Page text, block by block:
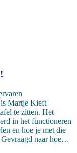
is Martje Kieft
te zitten. Het
in het functioneren
en hoe je met die
Gevraagd naar hoe…